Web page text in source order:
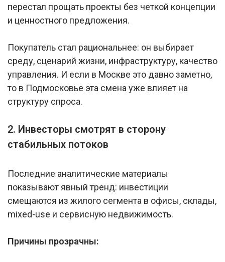
перестал прощать проекты без четкой концепции
и ценностного предложения.
Покупатель стал рациональнее: он выбирает
среду, сценарий жизни, инфраструктуру, качество
управления. И если в Москве это давно заметно,
то в Подмосковье эта смена уже влияет на
структуру спроса.
2. Инвесторы смотрят в сторону
стабильных потоков
Последние аналитические материалы
показывают явный тренд: инвестиции
смещаются из жилого сегмента в офисы, склады,
mixed-use и сервисную недвижимость.
Причины прозрачны: